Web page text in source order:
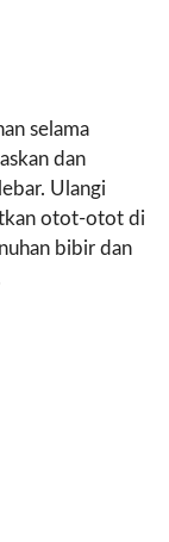
selama
dan
Ulangi
otot-otot di
bibir dan